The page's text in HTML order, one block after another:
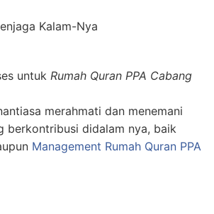
Kalam-Nya
untuk Rumah Quran PPA Cabang
merahmati dan menemani
berkontribusi didalam nya, baik
Management Rumah Quran PPA